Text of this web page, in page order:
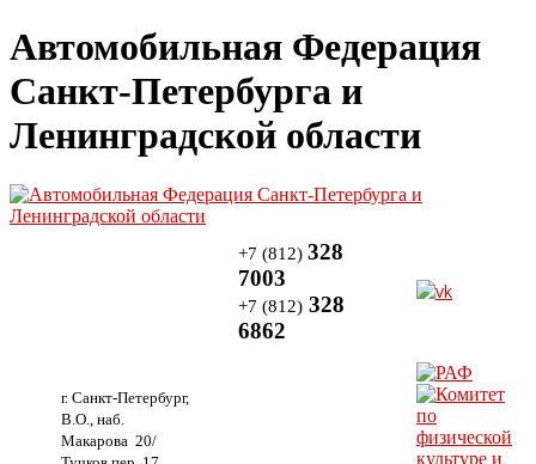
Автомобильная Федерация
Санкт-Петербурга и
Ленинградской области
г. Санкт-Петербург,
В.О., наб.
Макарова 20/
+7 (812) 328
7003
+7 (812) 328
6862